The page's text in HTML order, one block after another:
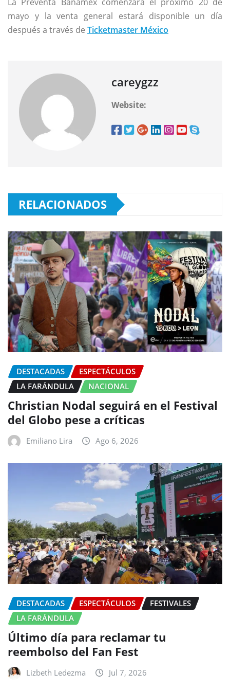
mayo y la venta general estará disponible un día
después a través de Ticketmaster México
careygzz
Website:
RELACIONADOS
DESTACADAS
ESPECTÁCULOS
LA FARÁNDULA
NACIONAL
Christian Nodal seguirá en el Festival
del Globo pese a críticas
Emiliano Lira Ago 6, 2026
DESTACADAS ESPECTÁCULOS
FESTIVALES
LA FARÁNDULA
Último día para reclamar tu
reembolso del Fan Fest
Lizbeth Ledezma Jul 7, 2026